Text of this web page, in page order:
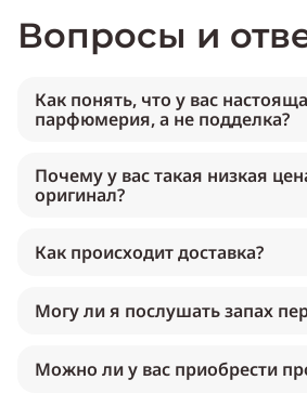
Вопросы и
Как понять, что у вас
парфюмерия, а не подделка?
Почему у вас такая низкая
оригинал?
Как происходит доставка?
Могу ли я послушать запах
Можно ли у вас приобрести